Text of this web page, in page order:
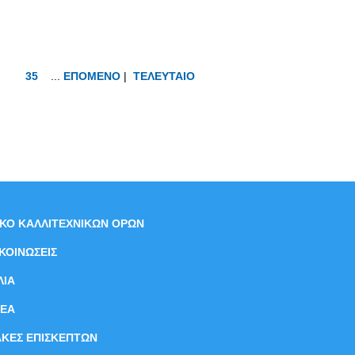
35 ΕΠΟΜΕΝΟ | ΤΕΛΕΥΤΑΙΟ
ΚΑΛΛΙΤΕΧΝΙΚΩΝ ΟΡΩΝ
ΕΠΙΣΚΕΠΤΩΝ